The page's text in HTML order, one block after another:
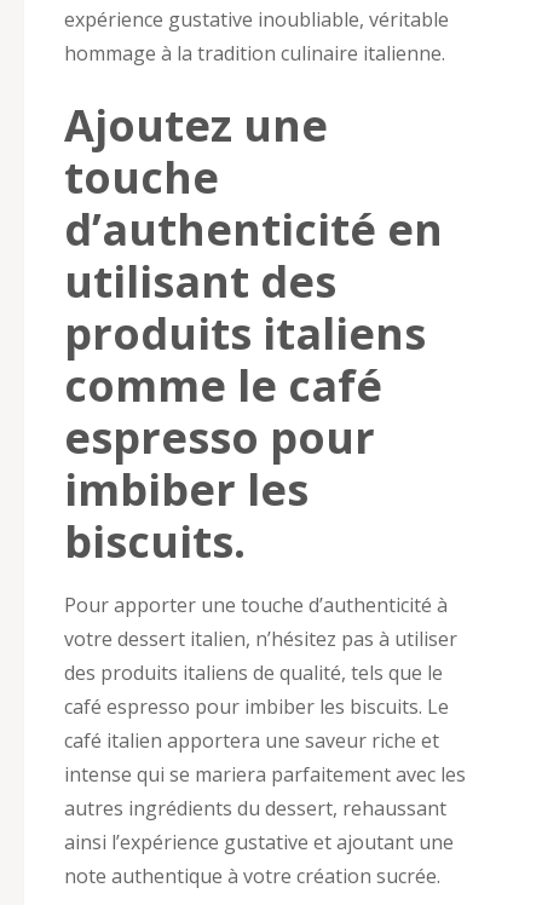
expérience gustative inoubliable, véritable
hommage à la tradition culinaire italienne.
Ajoutez une
touche
d’authenticité en
utilisant des
produits italiens
comme le café
espresso pour
imbiber les
biscuits.
Pour apporter une touche d’authenticité à
votre dessert italien, n’hésitez pas à utiliser
des produits italiens de qualité, tels que le
café espresso pour imbiber les biscuits. Le
café italien apportera une saveur riche et
intense qui se mariera parfaitement avec les
autres ingrédients du dessert, rehaussant
ainsi l’expérience gustative et ajoutant une
note authentique à votre création sucrée.